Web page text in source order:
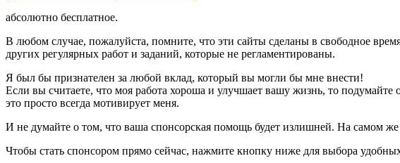
абсолютно бесплатное.
В любом случае, пожалуйста, помните, что эти сайты сделаны в свободное
других регулярных работ и заданий, которые не регламентированы.
Я был бы признателен за любой вклад, который вы могли бы мне внести!
Если вы считаете, что моя работа хороша и улучшает вашу жизнь, то
это просто всегда мотивирует меня.
И не думайте о том, что ваша спонсорская помощь будет излишней. На самом же
Чтобы стать спонсором прямо сейчас, нажмите кнопку ниже для выбора